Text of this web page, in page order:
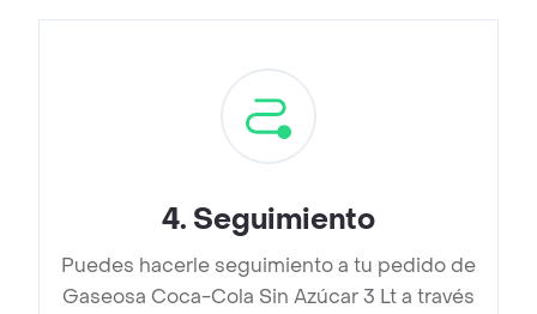
4. Seguimiento
Puedes hacerle seguimiento a tu pedido de
Gaseosa Coca-Cola Sin Azúcar 3 Lt a través